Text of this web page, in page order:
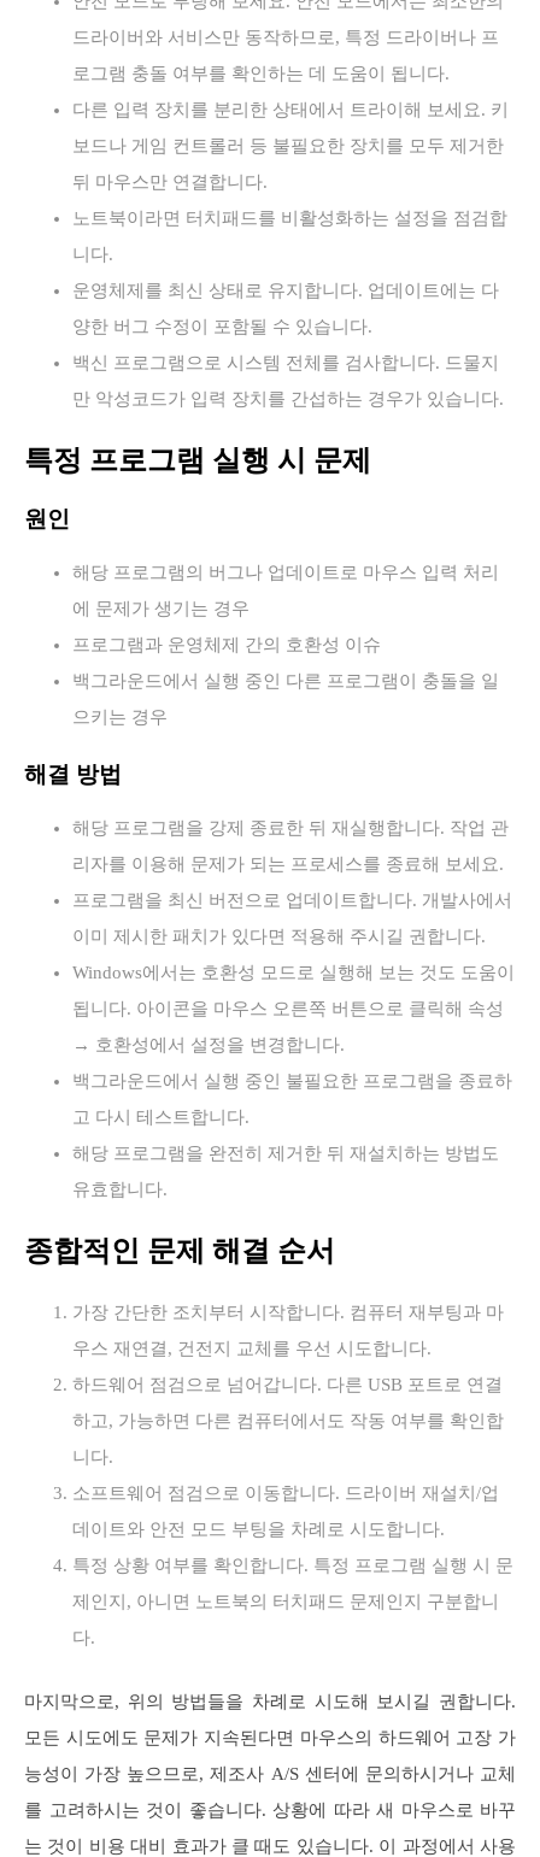
드라이버와 서비스만 동작하므로, 특정 드라이버나 프
로그램 충돌 여부를 확인하는 데 도움이 됩니다.
다른 입력 장치를 분리한 상태에서 트라이해 보세요. 키
보드나 게임 컨트롤러 등 불필요한 장치를 모두 제거한
뒤 마우스만 연결합니다.
노트북이라면 터치패드를 비활성화하는 설정을 점검합
니다.
운영체제를 최신 상태로 유지합니다. 업데이트에는 다
양한 버그 수정이 포함될 수 있습니다.
백신 프로그램으로 시스템 전체를 검사합니다. 드물지
만 악성코드가 입력 장치를 간섭하는 경우가 있습니다.
특정 프로그램 실행 시 문제
원인
해당 프로그램의 버그나 업데이트로 마우스 입력 처리
에 문제가 생기는 경우
프로그램과 운영체제 간의 호환성 이슈
백그라운드에서 실행 중인 다른 프로그램이 충돌을 일
으키는 경우
해결 방법
해당 프로그램을 강제 종료한 뒤 재실행합니다. 작업 관
리자를 이용해 문제가 되는 프로세스를 종료해 보세요.
프로그램을 최신 버전으로 업데이트합니다. 개발사에서
이미 제시한 패치가 있다면 적용해 주시길 권합니다.
Windows에서는 호환성 모드로 실행해 보는 것도 도움이
됩니다. 아이콘을 마우스 오른쪽 버튼으로 클릭해 속성
→ 호환성에서 설정을 변경합니다.
백그라운드에서 실행 중인 불필요한 프로그램을 종료하
고 다시 테스트합니다.
해당 프로그램을 완전히 제거한 뒤 재설치하는 방법도
유효합니다.
종합적인 문제 해결 순서
가장 간단한 조치부터 시작합니다. 컴퓨터 재부팅과 마
우스 재연결, 건전지 교체를 우선 시도합니다.
하드웨어 점검으로 넘어갑니다. 다른 USB 포트로 연결
하고, 가능하면 다른 컴퓨터에서도 작동 여부를 확인합
니다.
소프트웨어 점검으로 이동합니다. 드라이버 재설치/업
데이트와 안전 모드 부팅을 차례로 시도합니다.
특정 상황 여부를 확인합니다. 특정 프로그램 실행 시 문
제인지, 아니면 노트북의 터치패드 문제인지 구분합니
다.
마지막으로, 위의 방법들을 차례로 시도해 보시길 권합니다.
모든 시도에도 문제가 지속된다면 마우스의 하드웨어 고장 가
능성이 가장 높으므로, 제조사 A/S 센터에 문의하시거나 교체
를 고려하시는 것이 좋습니다. 상황에 따라 새 마우스로 바꾸
는 것이 비용 대비 효과가 클 때도 있습니다. 이 과정에서 사용